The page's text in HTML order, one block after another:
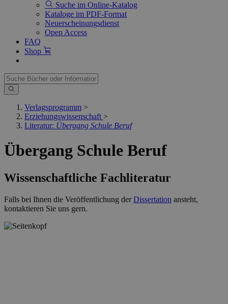
Suche im Online-Katalog
Kataloge im PDF-Format
Neuerscheinungsdienst
Open Access
FAQ
Shop
Verlagsprogramm >
Erziehungswissenschaft >
Literatur: Übergang Schule Beruf
Übergang Schule Beruf
Wissenschaftliche Fachliteratur
Falls bei Ihnen die Veröffentlichung derDissertation ansteht,
kontaktieren Sie uns gern.